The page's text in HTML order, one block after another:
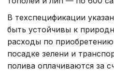
В техспецификации
быть устойчивы к
расходы по
посадке зелени и
полива оплачиваются за